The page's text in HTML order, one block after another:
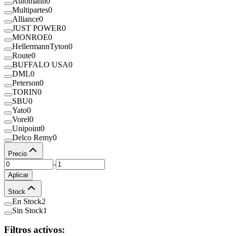
Multipartes0
Alliance0
JUST POWER0
MONROE0
HellermannTyton0
Route0
BUFFALO USA0
DML0
Peterson0
TORIN0
SBU0
Yato0
Vorel0
Unipoint0
Delco Remy0
Precio
-
Aplicar
Stock
En Stock2
Sin Stock1
Filtros activos: